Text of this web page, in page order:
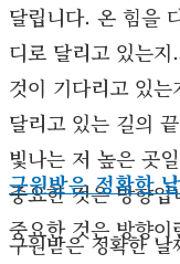
달립니다. 온 힘을
디로 달리고 있는
것이 기다리고 있
달리고 있는 길의
빛나는 저 높은 곳
중요한 것은 방향
중요한 것은 방향
구원받은 정확한
구원받은 정확한